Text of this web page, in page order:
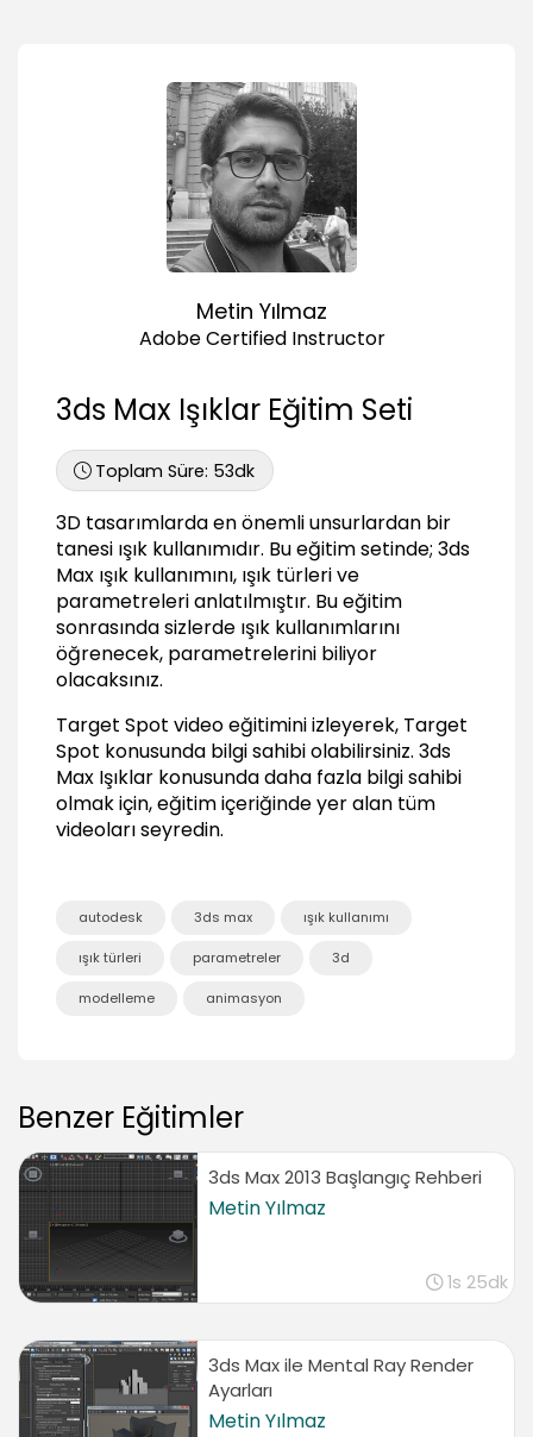
Varsayılan ayarların kullanımı
Kelvin değeri
Target Light ve Exclude
Standard Işıklar
03:32
02:31
Omni
02:02
mr Area Omni ve mr Area Spot
01:12
Skylight
01:42
Free Direct
Free Spot
03:16
Daylight
Daylight
04:01
Sonuç
Sonuç
Metin Yılmaz
Adobe Certified Instructor
3ds Max Işıklar Eğitim Seti
Toplam Süre: 53dk
3D tasarımlarda en önemli unsurlardan bir
tanesi ışık kullanımıdır. Bu eğitim setinde; 3ds
Max ışık kullanımını, ışık türleri ve
parametreleri anlatılmıştır. Bu eğitim
sonrasında sizlerde ışık kullanımlarını
öğrenecek, parametrelerini biliyor
olacaksınız.
Target Spot video eğitimini izleyerek, Target
Spot konusunda bilgi sahibi olabilirsiniz. 3ds
Max Işıklar konusunda daha fazla bilgi sahibi
olmak için, eğitim içeriğinde yer alan tüm
videoları seyredin.
autodesk 3ds max ışık kullanımı
ışık türleri parametreler 3d
modelleme animasyon
Benzer Eğitimler
3ds Max 2013 Başlangıç Rehberi
Metin Yılmaz
1s 25dk
3ds Max ile Mental Ray Render
Ayarları
Metin Yılmaz